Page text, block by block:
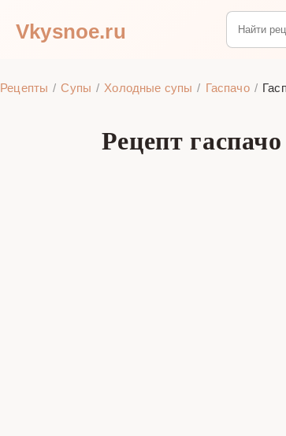
Vkysnoe.ru
Рецепты Супы Холодные супы Гаспачо
Рецепт